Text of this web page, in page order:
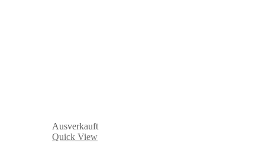
Ausverkauft
Quick View